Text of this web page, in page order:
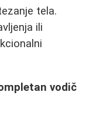
tela.
ili
vodič